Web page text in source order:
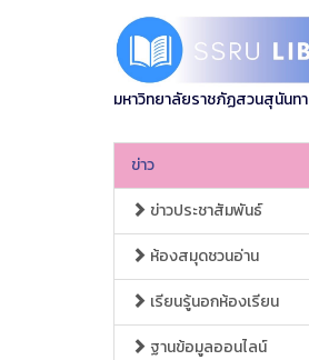
มหาวิทยาลัยราชภัฏสวนสุนันทา
ข่าว
ข่าวประชาสัมพันธ์
ห้องสมุดชวนอ่าน
เรียนรู้นอกห้องเรียน
ฐานข้อมูลออนไลน์